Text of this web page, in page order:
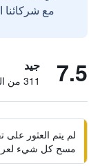
مع شركائنا
7.5 جيد
311 من التقييمات تم التحقق منها
لم يتم العثور على
مسح كل شيء